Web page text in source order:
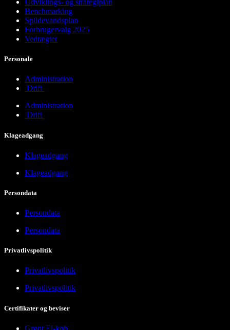
Udviklings- og strategiplan
Benchmarking
Spildevandsplan
Forbrugervalg 2025
Vedtægter
Personale
Administration
Drift
Administration
Drift
Klageadgang
Klageadgang
Klageadgang
Persondata
Persondata
Persondata
Privatlivspolitik
Privatlivspolitik
Privatlivspolitik
Certifikater og beviser
Grønt El-køb